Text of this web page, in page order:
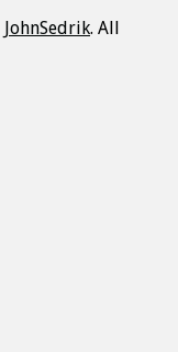
JohnSedrik. All